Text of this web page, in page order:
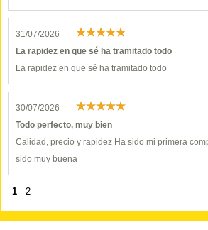
31/07/2026
La rapidez en que sé ha tramitado todo
La rapidez en que sé ha tramitado todo
30/07/2026
Todo perfecto, muy bien
Calidad, precio y rapidez Ha sido mi primera
sido muy buena
1 2